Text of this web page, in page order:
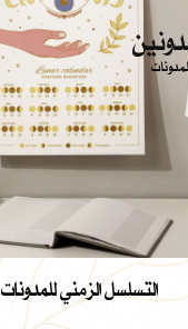
التسلسل الزمني للمدونات